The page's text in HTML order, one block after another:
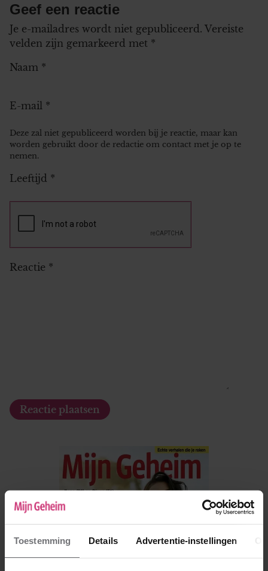
Toestemming Details Advertentie-instellingen
Geef een reactie
Je e-mailadres wordt niet gepubliceerd. Vereiste
velden zijn gemarkeerd met *
Naam *
E-mail *
Deze zal niet gepubliceerd worden bij je reactie, maar kan
worden gebruikt door de redactie om contact met je op te
nemen.
Leeftijd *
Reactie *